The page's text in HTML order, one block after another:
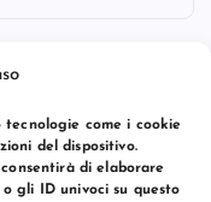
tecnologie come i cookie
del dispositivo.
di elaborare
gli ID univoci su questo